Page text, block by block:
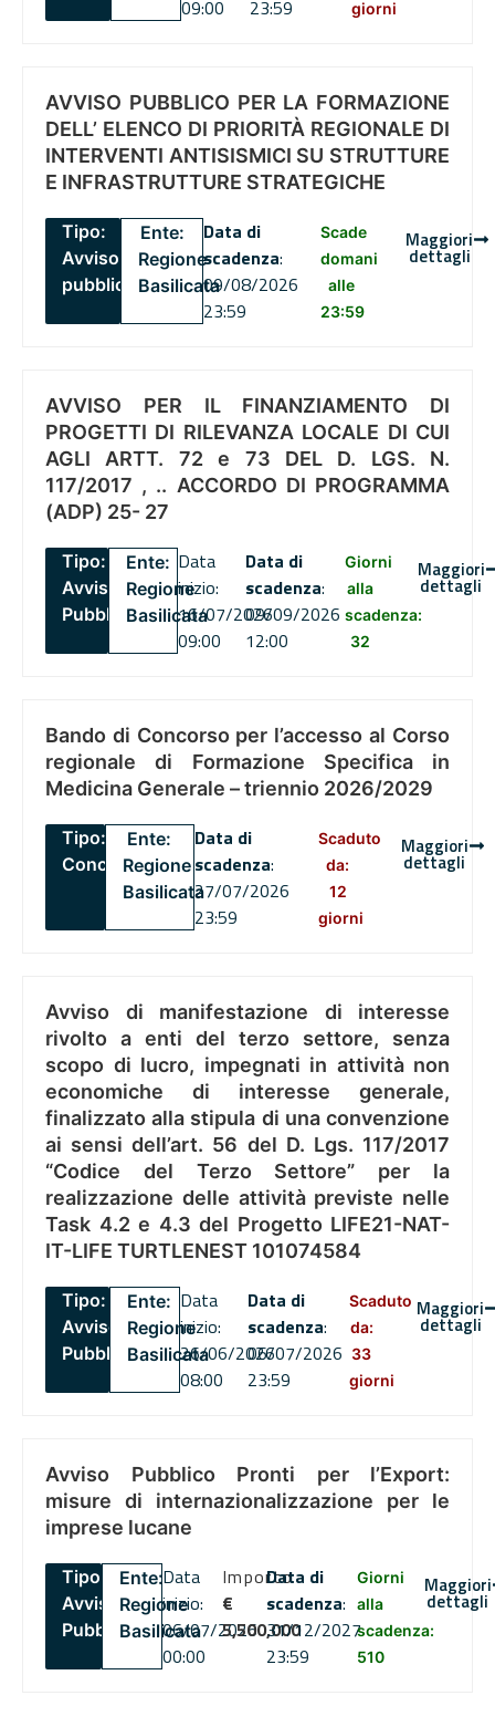
09:00 23:59 giorni
AVVISO PUBBLICO PER LA FORMAZIONE
DELL’ ELENCO DI PRIORITÀ REGIONALE DI
INTERVENTI ANTISISMICI SU STRUTTURE
E INFRASTRUTTURE STRATEGICHE
Tipo:
Avviso
pubblico
Ente:
Regione
Basilicata
Data di
scadenza:
09/08/2026
23:59
Scade
domani
alle
23:59
Maggiori
dettagli
AVVISO PER IL FINANZIAMENTO DI
PROGETTI DI RILEVANZA LOCALE DI CUI
AGLI ARTT. 72 e 73 DEL D. LGS. N.
117/2017 , .. ACCORDO DI PROGRAMMA
(ADP) 25- 27
Tipo:
Avviso
Pubblico
Ente:
Regione
Basilicata
Data
inizio:
16/07/2026
09:00
Data di
scadenza:
09/09/2026
12:00
Giorni
alla
scadenza:
32
Maggiori
dettagli
Bando di Concorso per l’accesso al Corso
regionale di Formazione Specifica in
Medicina Generale – triennio 2026/2029
Tipo:
Concorsi
Ente:
Regione
Basilicata
Data di
scadenza:
27/07/2026
23:59
Scaduto
da:
12
giorni
Maggiori
dettagli
Avviso di manifestazione di interesse
rivolto a enti del terzo settore, senza
scopo di lucro, impegnati in attività non
economiche di interesse generale,
finalizzato alla stipula di una convenzione
ai sensi dell’art. 56 del D. Lgs. 117/2017
“Codice del Terzo Settore” per la
realizzazione delle attività previste nelle
Task 4.2 e 4.3 del Progetto LIFE21-NAT-
IT-LIFE TURTLENEST 101074584
Tipo:
Avviso
Pubblico
Ente:
Regione
Basilicata
Data
inizio:
26/06/2026
08:00
Data di
scadenza:
06/07/2026
23:59
Scaduto
da:
33
giorni
Maggiori
dettagli
Avviso Pubblico Pronti per l’Export:
misure di internazionalizzazione per le
imprese lucane
Tipo:
Avviso
Pubblico
Ente:
Regione
Basilicata
Data
inizio:
06/07/2026
00:00
Importo
€
5,500,000
Data di
scadenza:
31/12/2027
23:59
Giorni
alla
scadenza:
510
Maggiori
dettagli